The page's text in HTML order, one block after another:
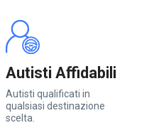
Autisti Affidabili
Autisti qualificati in
qualsiasi destinazione
scelta.